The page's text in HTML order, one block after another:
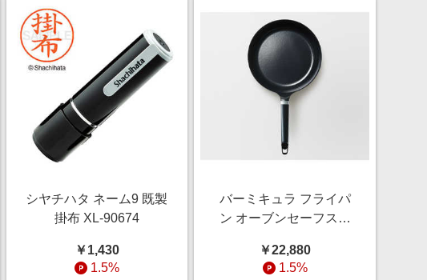
シヤチハタ ネーム9 既製
掛布 XL-90674
￥1,430
1.5%
バーミキュラ フライパ
ン オーブンセーフスキ
応］ FP26D-MH
￥22,880
1.5%